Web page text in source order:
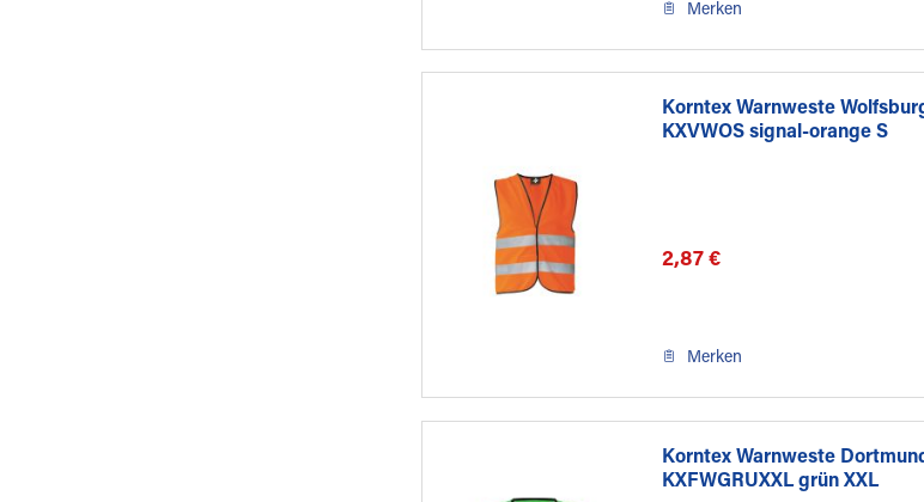
Merken
Korntex Warnweste
KXVWOS signal-orange S
2,87 €
Merken
Korntex Warnweste
KXFWGRUXXL grün XXL